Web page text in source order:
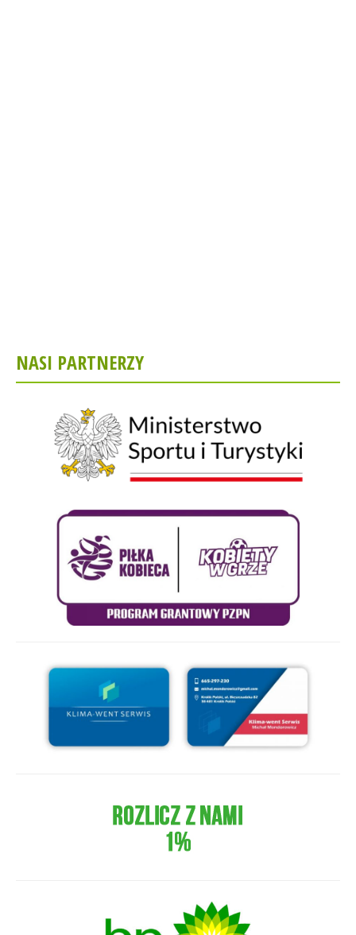
NASI PARTNERZY